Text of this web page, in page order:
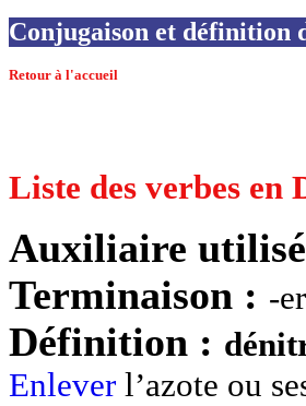
Conjugaison et définition
Retour à l'accueil
Liste des verbes en
Auxiliaire
Terminaison : -er
Définition :
Enlever l’azote ou